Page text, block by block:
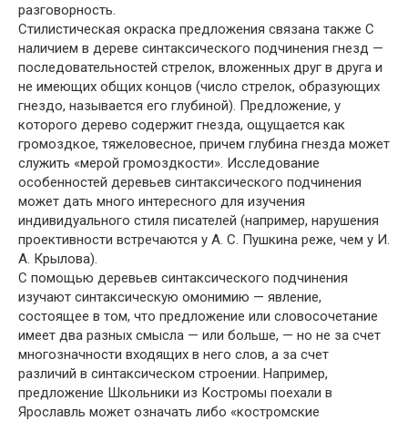
разговорность.
Стилистическая окраска предложения связана также С
наличием в дереве синтаксического подчинения гнезд —
последовательностей стрелок, вложенных друг в друга и
не имеющих общих концов (число стрелок, образующих
гнездо, называется его глубиной). Предложение, у
которого дерево содержит гнезда, ощущается как
громоздкое, тяжеловесное, причем глубина гнезда может
служить «мерой громоздкости». Исследование
особенностей деревьев синтаксического подчинения
может дать много интересного для изучения
индивидуального стиля писателей (например, нарушения
проективности встречаются у А. С. Пушкина реже, чем у И.
А. Крылова).
С помощью деревьев синтаксического подчинения
изучают синтаксическую омонимию — явление,
состоящее в том, что предложение или словосочетание
имеет два разных смысла — или больше, — но не за счет
многозначности входящих в него слов, а за счет
различий в синтаксическом строении. Например,
предложение Школьники из Костромы поехали в
Ярославль может означать либо «костромские